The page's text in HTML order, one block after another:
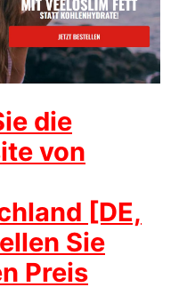
die
von
[DE,
Sie
Preis